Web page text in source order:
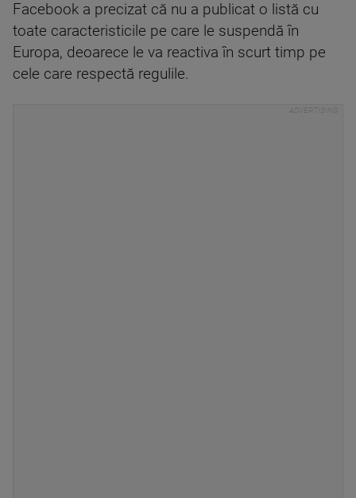
Facebook a precizat că nu a publicat o listă cu
toate caracteristicile pe care le suspendă în
Europa, deoarece le va reactiva în scurt timp pe
cele care respectă regulile.